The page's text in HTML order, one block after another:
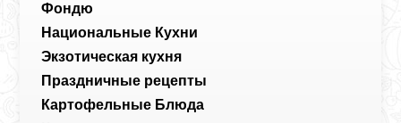
Фондю
Национальные Кухни
Экзотическая кухня
Праздничные рецепты
Картофельные Блюда